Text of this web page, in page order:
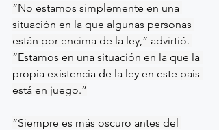
“No estamos simplemente en una
situación en la que algunas personas
están por encima de la ley,” advirtió.
“Estamos en una situación en la que la
propia existencia de la ley en este país
está en juego.”
“Siempre es más oscuro antes del